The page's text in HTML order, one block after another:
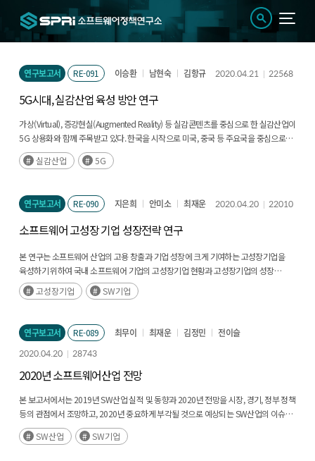
연구보고서 RE-091 이승환 남현숙 김항규 2020.04.21 22568
5G시대, 실감산업 육성 방안 연구
가상(Virtual), 증강현실(Augmented Reality) 등 실감콘텐츠를 중심으로 한 실감산업이
5G 상용화와 함께 주목받고 있다. 한국을 시작으로 미국, 중국 등 주요국을 중심으로
5G 상용화가 진행됨에 따라 실감산업이 급성장 할 전망이다. 주요국들은 실감산업의
성장 잠재력에 주목하고, 국가 차원의 전략을 수립하여(후략)
실감산업 5G
연구보고서 RE-090 지은희 안미소 최재운 2020.04.20 22010
소프트웨어 고성장 기업 성장전략 연구
본 연구는 소프트웨어 산업의 고용 창출과 기업 성장에 크게 기여하는 고성장기업을
육성하기 위하여 국내 소프트웨어 기업의 고성장기업 현황과 고성장기업의 성장
추이를 분석하고, 고성장 소프트웨어 기업의 성공 요인, 성장전략, 애로사항을 분석하여
소프트웨어 산업에서 고성장기업 육성을 위한 정책적 시사점을 도출하는 것을
고성장기업 SW기업
연구보고서 RE-089 최무이 최재운 김정민
전이슬
2020.04.20
28743
2020년 소프트웨어산업 전망
본 보고서에서는 2019년 SW산업 실적 및 동향과 2020년 전망을 시장, 경기, 정부 정책
등의 관점에서 조망하고, 2020년 중요하게 부각될 것으로 예상되는 SW산업의 이슈를
발굴하여 제시하고 있다. 1장에서는 2020년 소프트웨어산업 전망 보고서 구성 및
작성방법, 2장에서는 2019년 SW산업 결산(후략)
SW산업 SW기업